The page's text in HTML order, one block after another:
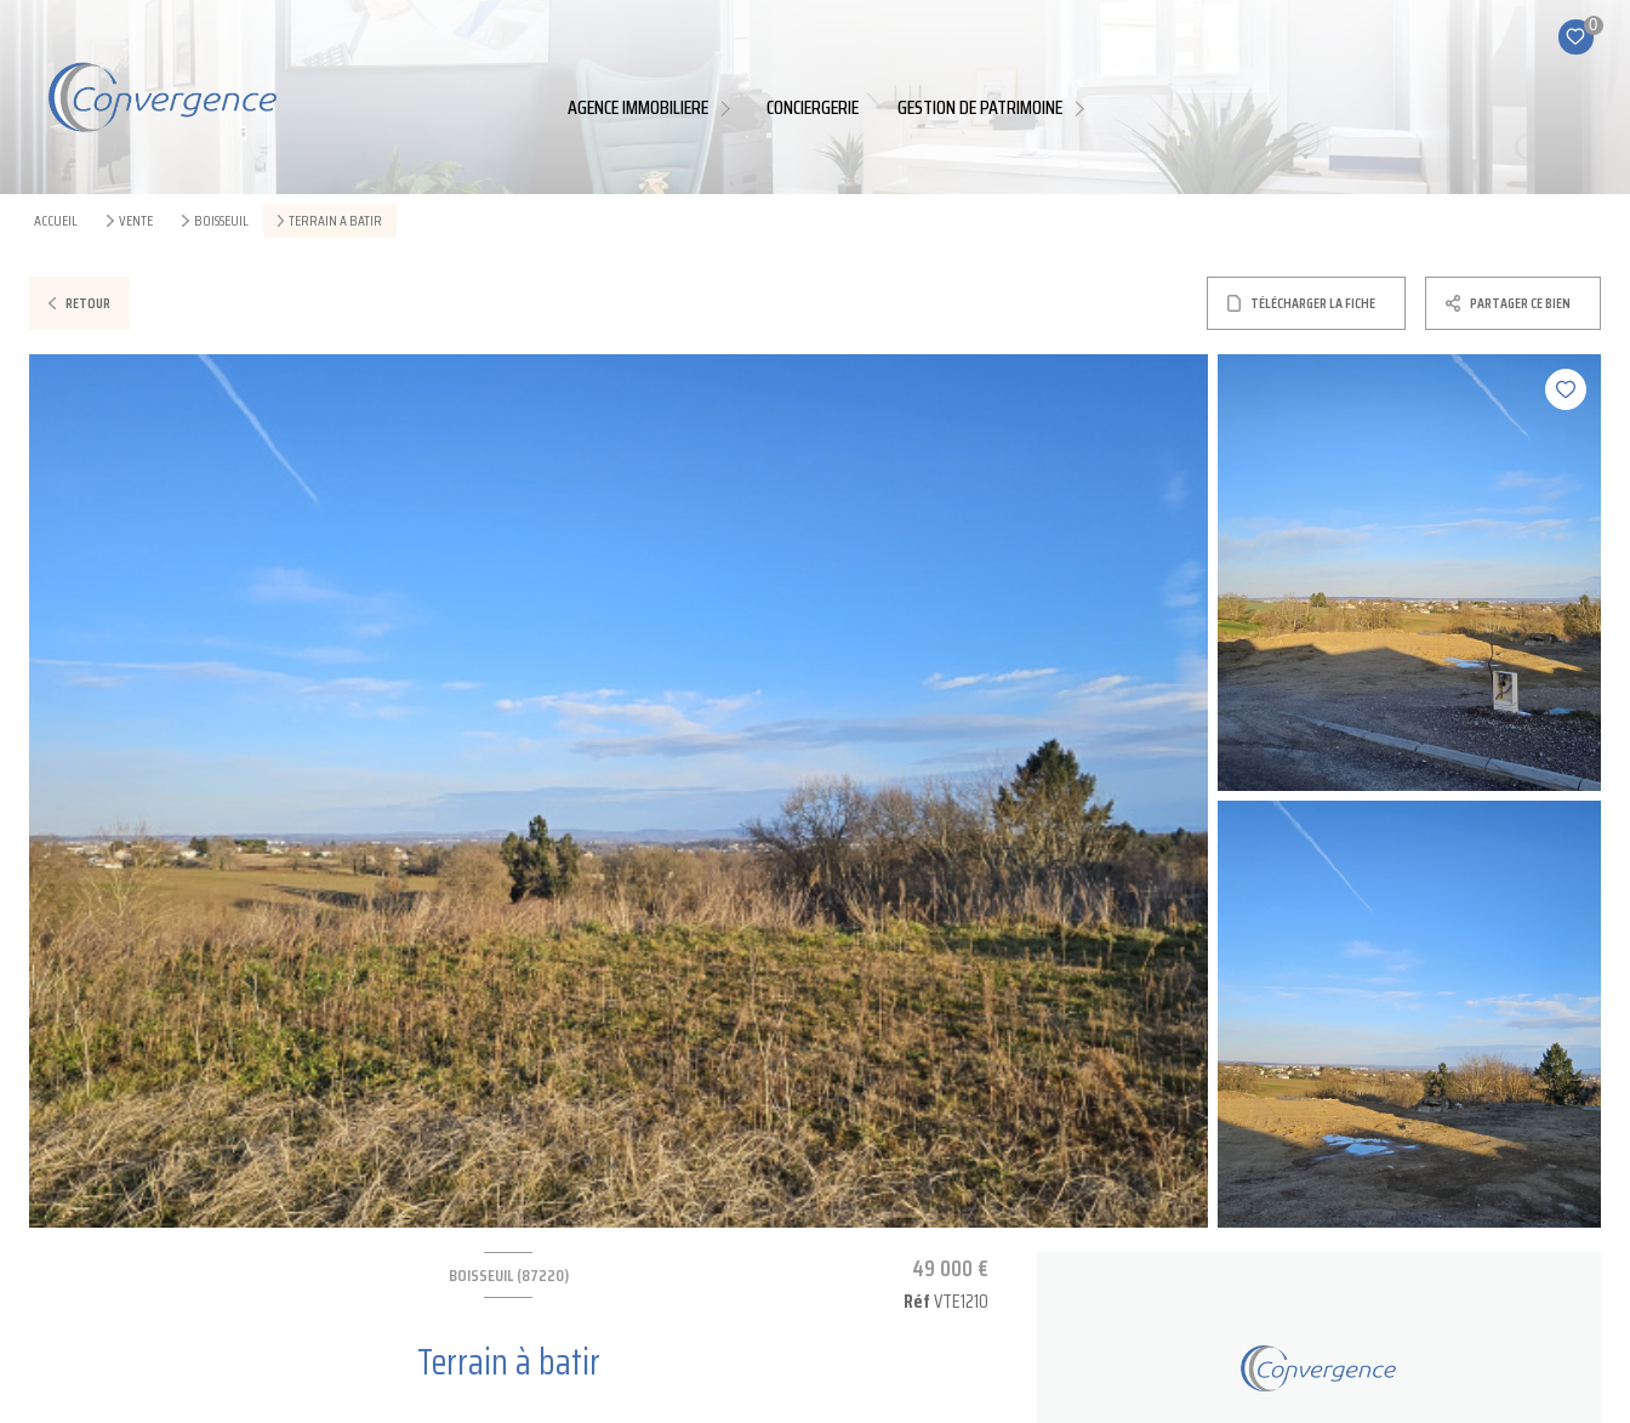
0
AGENCE IMMOBILIERE
VIAGER
NOTRE VISION
CONCIERGERIE GESTION DE PATRIMOINE
NOTRE MÉTIER
ACCUEIL VENTE BOISSEUIL TERRAIN A BATIR
RETOUR TÉLÉCHARGER LA FICHE PARTAGER CE BIEN
BOISSEUIL (87220)
Terrain à batir
49 000 €
RéfVTE1210